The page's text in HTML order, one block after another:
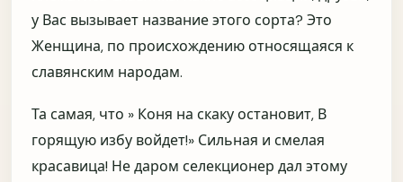
у Вас вызывает название этого сорта? Это
Женщина, по происхождению относящаяся к
славянским народам.
Та самая, что » Коня на скаку остановит, В
горящую избу войдет!» Сильная и смелая
красавица! Не даром селекционер дал этому
Фото и описание
Размер саженца Рекомендация питомника
раздел?